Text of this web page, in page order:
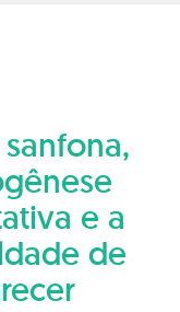
e a
de